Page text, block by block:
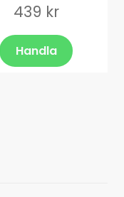
439 kr
Handla